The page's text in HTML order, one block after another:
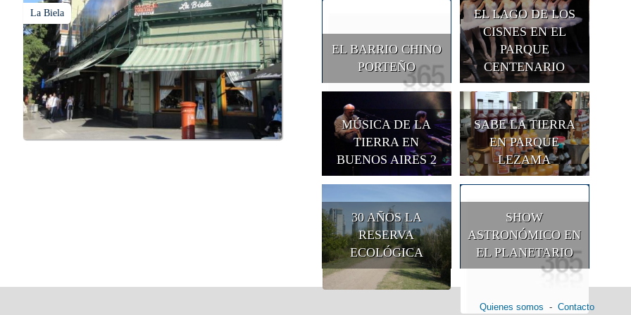
La Biela
EL BARRIO CHINO
PORTEÑO
EL LAGO DE LOS
CISNES EN EL
PARQUE
CENTENARIO
MÚSICA DE LA
TIERRA EN
BUENOS AIRES 2
SABE LA TIERRA
EN PARQUE
LEZAMA
30 AÑOS LA
RESERVA
ECOLÓGICA
SHOW
ASTRONÓMICO EN
EL PLANETARIO
Quienes somos - Contacto